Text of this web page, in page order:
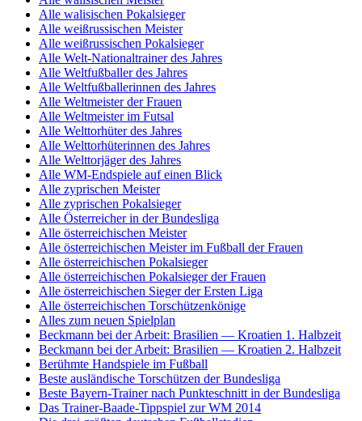
Alle walisischen Pokalsieger
Alle weißrussischen Meister
Alle weißrussischen Pokalsieger
Alle Welt-Nationaltrainer des Jahres
Alle Weltfußballer des Jahres
Alle Weltfußballerinnen des Jahres
Alle Weltmeister der Frauen
Alle Weltmeister im Futsal
Alle Welttorhüter des Jahres
Alle Welttorhüterinnen des Jahres
Alle Welttorjäger des Jahres
Alle WM-Endspiele auf einen Blick
Alle zyprischen Meister
Alle zyprischen Pokalsieger
Alle Österreicher in der Bundesliga
Alle österreichischen Meister
Alle österreichischen Meister im Fußball der Frauen
Alle österreichischen Pokalsieger
Alle österreichischen Pokalsieger der Frauen
Alle österreichischen Sieger der Ersten Liga
Alle österreichischen Torschützenkönige
Alles zum neuen Spielplan
Beckmann bei der Arbeit: Brasilien — Kroatien 1. Halbzeit
Beckmann bei der Arbeit: Brasilien — Kroatien 2. Halbzeit
Berühmte Handspiele im Fußball
Beste ausländische Torschützen der Bundesliga
Beste Bayern-Trainer nach Punkteschnitt in der Bundesliga
Das Trainer-Baade-Tippspiel zur WM 2014